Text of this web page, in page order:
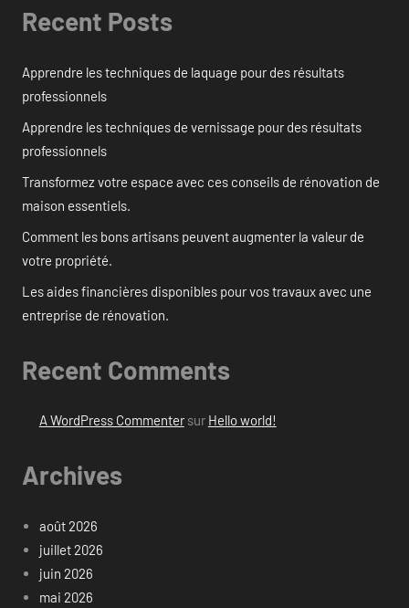
Recent Posts
Apprendre les techniques de laquage pour des résultats
professionnels
Apprendre les techniques de vernissage pour des résultats
professionnels
Transformez votre espace avec ces conseils de rénovation de
maison essentiels.
Comment les bons artisans peuvent augmenter la valeur de
votre propriété.
Les aides financières disponibles pour vos travaux avec une
entreprise de rénovation.
Recent Comments
A WordPress Commentersur Hello world!
Archives
août 2026
juillet 2026
juin 2026
mai 2026